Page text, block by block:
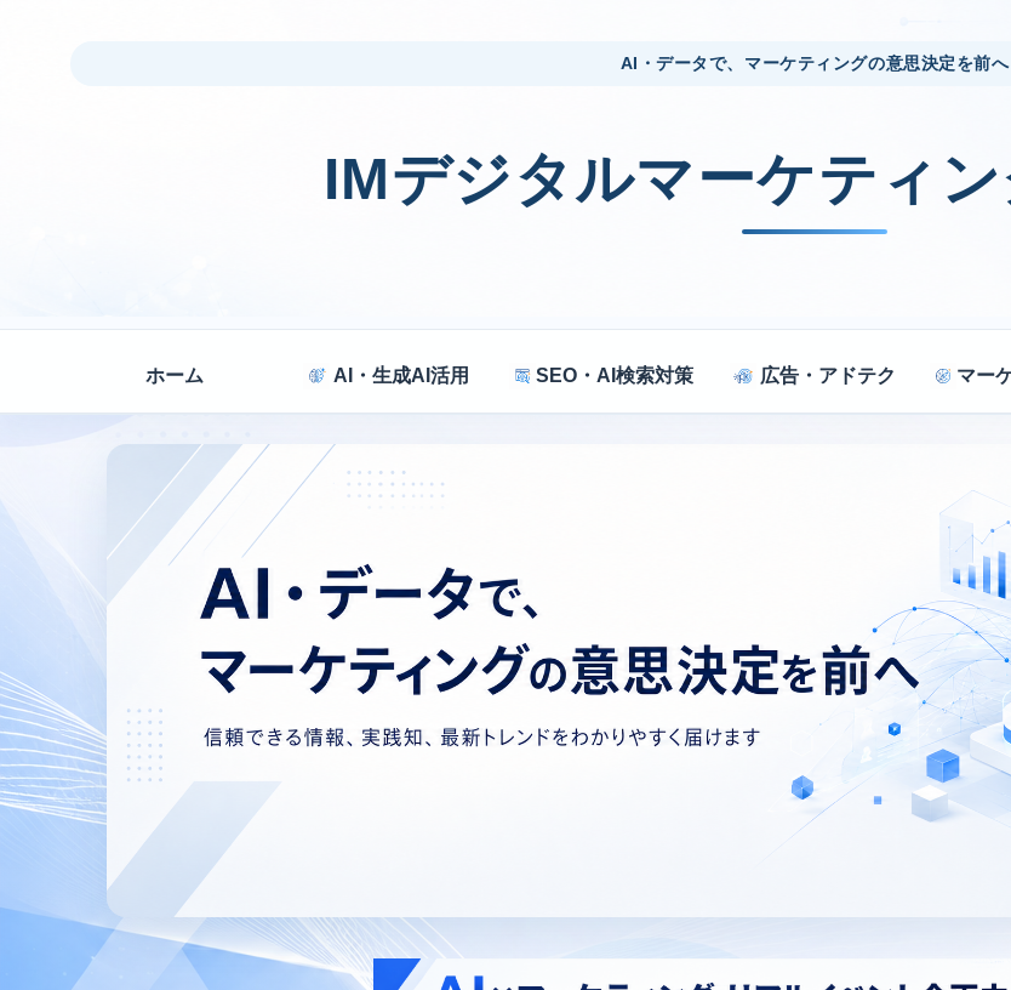
AI・データで、マーケティングの意思決定を前へ
IMデジタルマーケティ
ホーム AI・生成AI活用 SEO・AI検索対策 広告・アドテク